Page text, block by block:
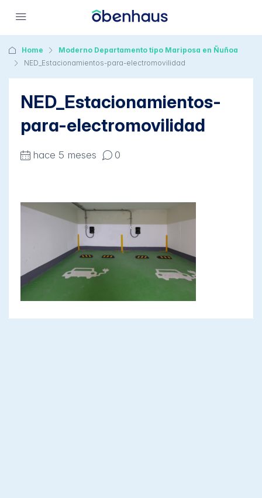
Home
Moderno Departamento tipo Mariposa en Ñuñoa
NED_Estacionamientos-para-electromovilidad
NED_Estacionamientos-
para-electromovilidad
hace 5 meses 0